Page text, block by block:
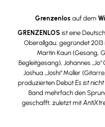
Grenzenlos auf dem
GRENZENLOS ist eine
Oberallgäu, gegründet 2013
Martin Kaun (Gesang,
Begleitgesang), Johannes
Joshua „Joshi“ Müller
produzierten Debüt Es ist
Band mehrfach den
geschafft, zuletzt mit